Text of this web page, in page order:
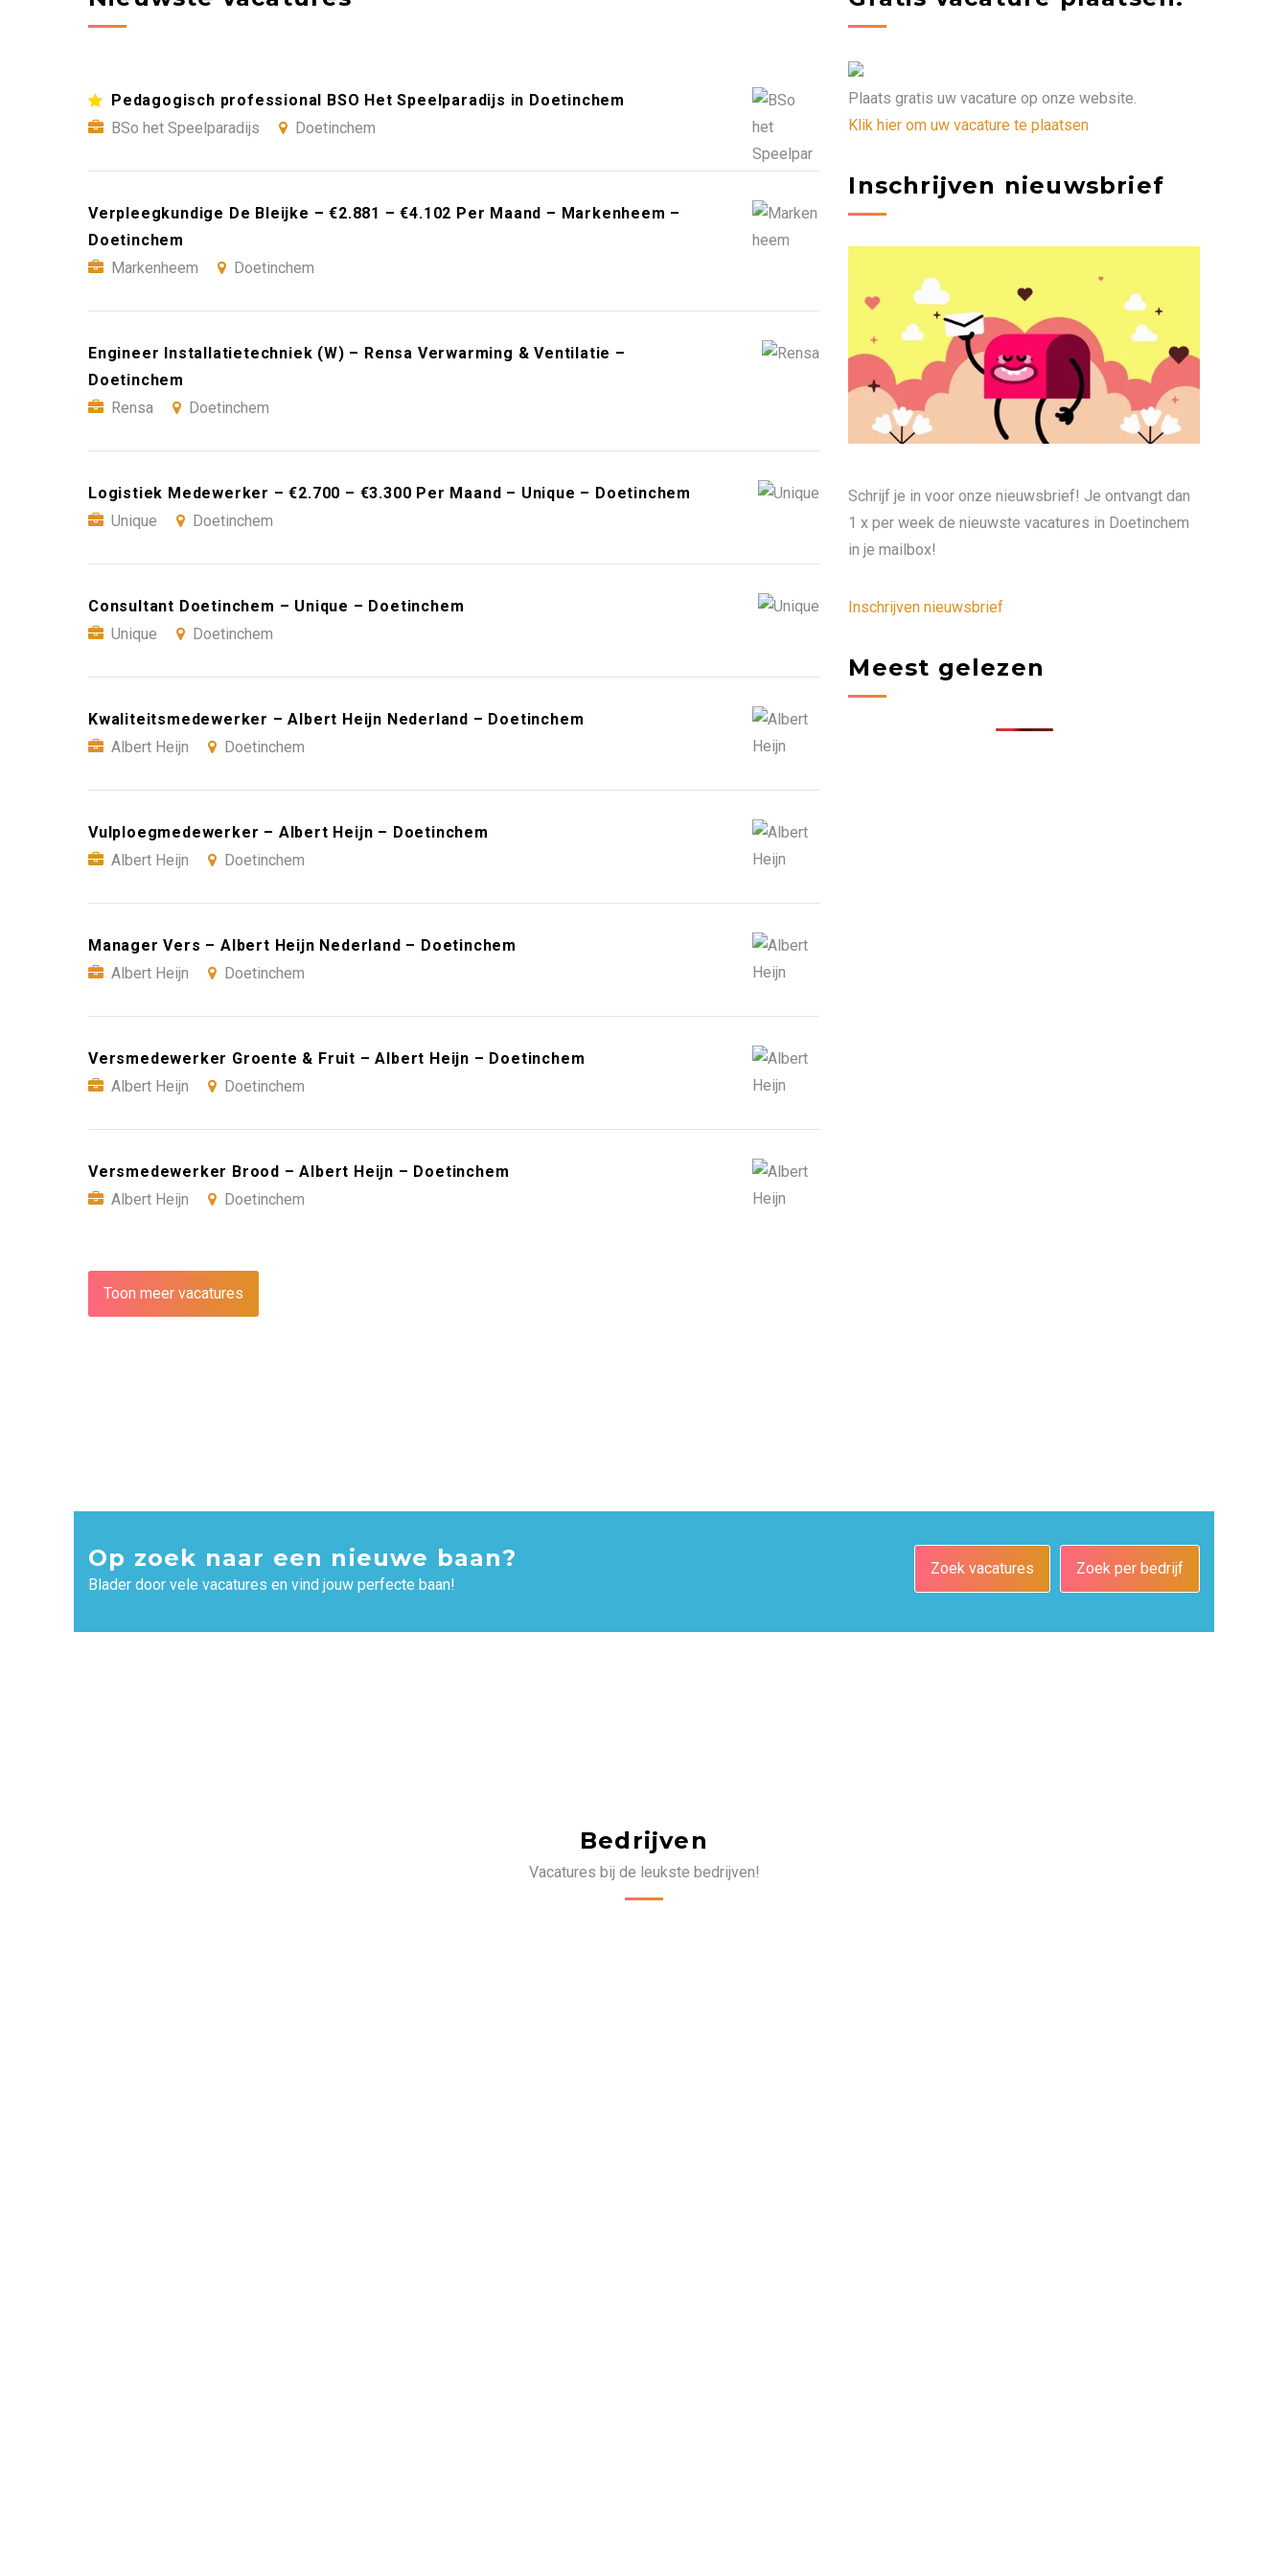
Pedagogisch professional BSO Het Speelparadijs in Doetinchem
BSo het Speelparadijs
Doetinchem
Verpleegkundige De Bleijke – €2.881 – €4.102 Per Maand – Markenheem –
Doetinchem
Markenheem
Doetinchem
Engineer Installatietechniek (W) – Rensa Verwarming & Ventilatie –
Doetinchem
Rensa
Doetinchem
Logistiek Medewerker – €2.700 – €3.300 Per Maand – Unique – Doetinchem
Unique
Doetinchem
Consultant Doetinchem – Unique – Doetinchem
Unique
Doetinchem
Kwaliteitsmedewerker – Albert Heijn Nederland – Doetinchem
Albert Heijn
Doetinchem
Vulploegmedewerker – Albert Heijn – Doetinchem
Albert Heijn
Doetinchem
Manager Vers – Albert Heijn Nederland – Doetinchem
Albert Heijn
Doetinchem
Versmedewerker Groente & Fruit – Albert Heijn – Doetinchem
Albert Heijn
Doetinchem
Versmedewerker Brood – Albert Heijn – Doetinchem
Albert Heijn
Doetinchem
Toon meer vacatures
Plaats gratis uw vacature op onze website.
Klik hier om uw vacature te plaatsen
Inschrijven nieuwsbrief
Schrijf je in voor onze nieuwsbrief! Je ontvangt dan
1 x per week de nieuwste vacatures in Doetinchem
in je mailbox!
Inschrijven nieuwsbrief
Meest gelezen
Op zoek naar een nieuwe baan?
Blader door vele vacatures en vind jouw perfecte baan!
Zoek vacatures Zoek per bedrijf
Bedrijven
Vacatures bij de leukste bedrijven!